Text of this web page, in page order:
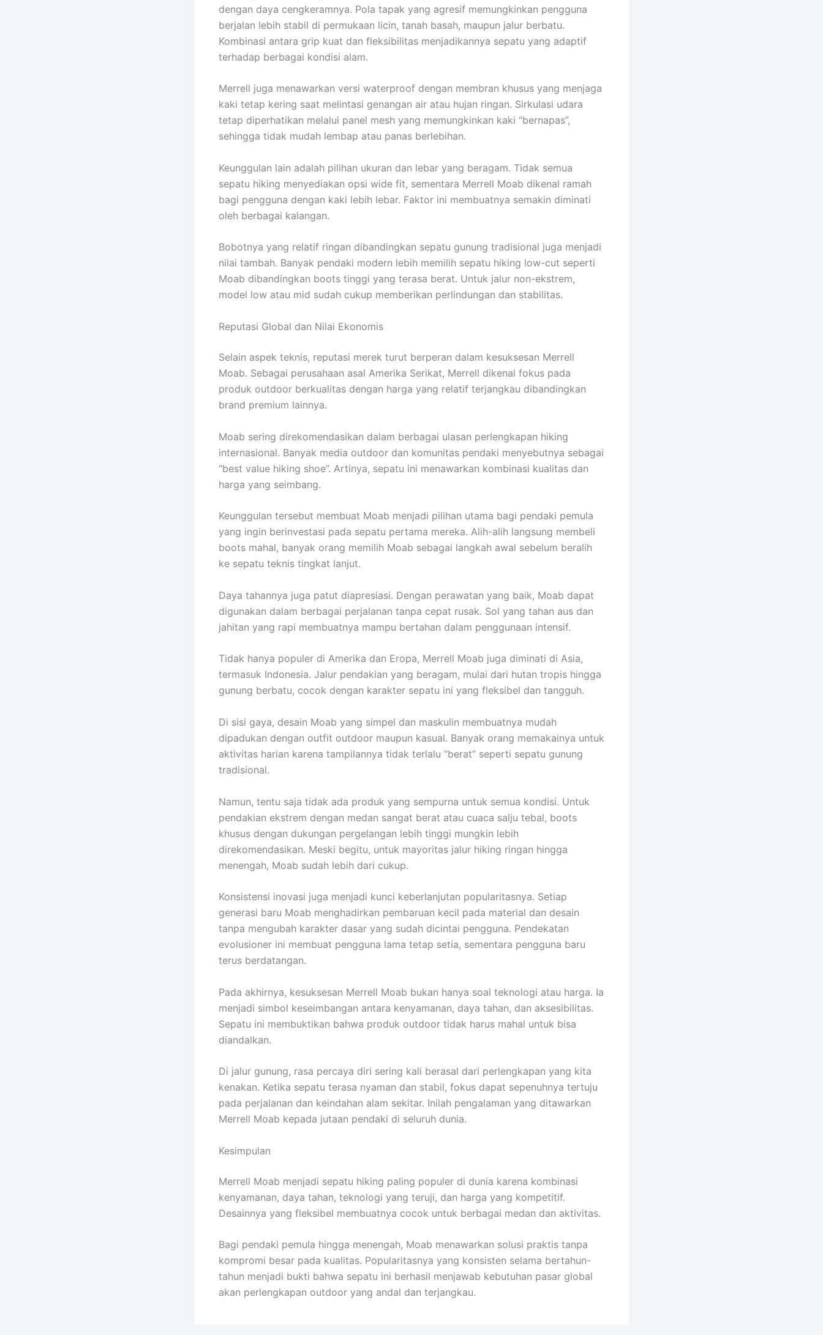
dengan daya cengkeramnya. Pola tapak yang agresif memungkinkan pengguna
berjalan lebih stabil di permukaan licin, tanah basah, maupun jalur berbatu.
Kombinasi antara grip kuat dan fleksibilitas menjadikannya sepatu yang adaptif
terhadap berbagai kondisi alam.
Merrell juga menawarkan versi waterproof dengan membran khusus yang menjaga
kaki tetap kering saat melintasi genangan air atau hujan ringan. Sirkulasi udara
tetap diperhatikan melalui panel mesh yang memungkinkan kaki “bernapas”,
sehingga tidak mudah lembap atau panas berlebihan.
Keunggulan lain adalah pilihan ukuran dan lebar yang beragam. Tidak semua
sepatu hiking menyediakan opsi wide fit, sementara Merrell Moab dikenal ramah
bagi pengguna dengan kaki lebih lebar. Faktor ini membuatnya semakin diminati
oleh berbagai kalangan.
Bobotnya yang relatif ringan dibandingkan sepatu gunung tradisional juga menjadi
nilai tambah. Banyak pendaki modern lebih memilih sepatu hiking low-cut seperti
Moab dibandingkan boots tinggi yang terasa berat. Untuk jalur non-ekstrem,
model low atau mid sudah cukup memberikan perlindungan dan stabilitas.
Reputasi Global dan Nilai Ekonomis
Selain aspek teknis, reputasi merek turut berperan dalam kesuksesan Merrell
Moab. Sebagai perusahaan asal Amerika Serikat, Merrell dikenal fokus pada
produk outdoor berkualitas dengan harga yang relatif terjangkau dibandingkan
brand premium lainnya.
Moab sering direkomendasikan dalam berbagai ulasan perlengkapan hiking
internasional. Banyak media outdoor dan komunitas pendaki menyebutnya sebagai
“best value hiking shoe”. Artinya, sepatu ini menawarkan kombinasi kualitas dan
harga yang seimbang.
Keunggulan tersebut membuat Moab menjadi pilihan utama bagi pendaki pemula
yang ingin berinvestasi pada sepatu pertama mereka. Alih-alih langsung membeli
boots mahal, banyak orang memilih Moab sebagai langkah awal sebelum beralih
ke sepatu teknis tingkat lanjut.
Daya tahannya juga patut diapresiasi. Dengan perawatan yang baik, Moab dapat
digunakan dalam berbagai perjalanan tanpa cepat rusak. Sol yang tahan aus dan
jahitan yang rapi membuatnya mampu bertahan dalam penggunaan intensif.
Tidak hanya populer di Amerika dan Eropa, Merrell Moab juga diminati di Asia,
termasuk Indonesia. Jalur pendakian yang beragam, mulai dari hutan tropis hingga
gunung berbatu, cocok dengan karakter sepatu ini yang fleksibel dan tangguh.
Di sisi gaya, desain Moab yang simpel dan maskulin membuatnya mudah
dipadukan dengan outfit outdoor maupun kasual. Banyak orang memakainya untuk
aktivitas harian karena tampilannya tidak terlalu “berat” seperti sepatu gunung
tradisional.
Namun, tentu saja tidak ada produk yang sempurna untuk semua kondisi. Untuk
pendakian ekstrem dengan medan sangat berat atau cuaca salju tebal, boots
khusus dengan dukungan pergelangan lebih tinggi mungkin lebih
direkomendasikan. Meski begitu, untuk mayoritas jalur hiking ringan hingga
menengah, Moab sudah lebih dari cukup.
Konsistensi inovasi juga menjadi kunci keberlanjutan popularitasnya. Setiap
generasi baru Moab menghadirkan pembaruan kecil pada material dan desain
tanpa mengubah karakter dasar yang sudah dicintai pengguna. Pendekatan
evolusioner ini membuat pengguna lama tetap setia, sementara pengguna baru
terus berdatangan.
Pada akhirnya, kesuksesan Merrell Moab bukan hanya soal teknologi atau harga. Ia
menjadi simbol keseimbangan antara kenyamanan, daya tahan, dan aksesibilitas.
Sepatu ini membuktikan bahwa produk outdoor tidak harus mahal untuk bisa
diandalkan.
Di jalur gunung, rasa percaya diri sering kali berasal dari perlengkapan yang kita
kenakan. Ketika sepatu terasa nyaman dan stabil, fokus dapat sepenuhnya tertuju
pada perjalanan dan keindahan alam sekitar. Inilah pengalaman yang ditawarkan
Merrell Moab kepada jutaan pendaki di seluruh dunia.
Kesimpulan
Merrell Moab menjadi sepatu hiking paling populer di dunia karena kombinasi
kenyamanan, daya tahan, teknologi yang teruji, dan harga yang kompetitif.
Desainnya yang fleksibel membuatnya cocok untuk berbagai medan dan aktivitas.
Bagi pendaki pemula hingga menengah, Moab menawarkan solusi praktis tanpa
kompromi besar pada kualitas. Popularitasnya yang konsisten selama bertahun-
tahun menjadi bukti bahwa sepatu ini berhasil menjawab kebutuhan pasar global
akan perlengkapan outdoor yang andal dan terjangkau.